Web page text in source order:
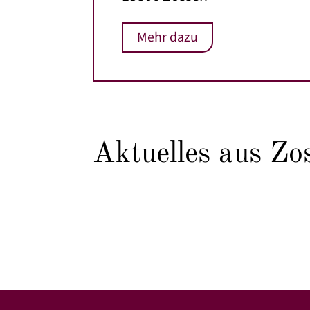
Mehr dazu
Aktuelles aus